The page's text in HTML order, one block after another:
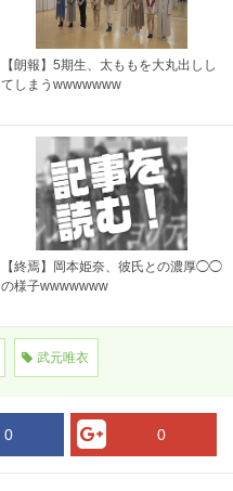
【朗報】5期生、太ももを大丸出しし
てしまうwwwwwww
【終焉】岡本姫奈、彼氏との濃厚◯◯
の様子wwwwwww
武元唯衣
0 0